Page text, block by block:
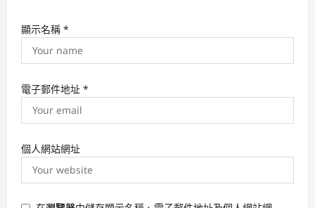
顯示名稱 *
電子郵件地址 *
個人網站網址